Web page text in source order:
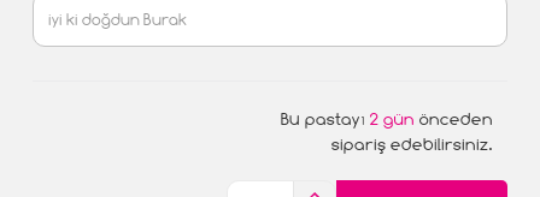
Bu pastayı 2 gün önceden
sipariş edebilirsiniz.